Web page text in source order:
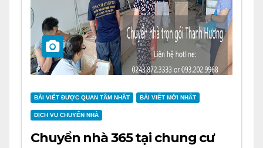
BÀI VIẾT ĐƯỢC QUAN TÂM NHẤT BÀI VIẾT MỚI NHẤT
DỊCH VỤ CHUYỂN NHÀ
Chuyển nhà 365 tại chung cư